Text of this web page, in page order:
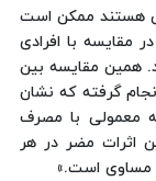
هستند ممکن است
مقایسه با افرادی
همین مقایسه بین
گرفته که نشان
معمولی با مصرف
اثرات مضر در هر
مساوی است.»